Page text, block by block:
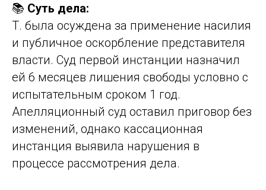
📚 Суть дела:
Т. была осуждена за применение насилия
и публичное оскорбление представителя
власти. Суд первой инстанции назначил
ей 6 месяцев лишения свободы условно с
испытательным сроком 1 год.
Апелляционный суд оставил приговор без
изменений, однако кассационная
инстанция выявила нарушения в
процессе рассмотрения дела.